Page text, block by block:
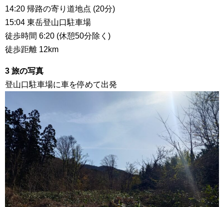
14:20 帰路の寄り道地点 (20分)
15:04 東岳登山口駐車場
徒歩時間 6:20 (休憩50分除く)
徒歩距離 12km
3 旅の写真
登山口駐車場に車を停めて出発